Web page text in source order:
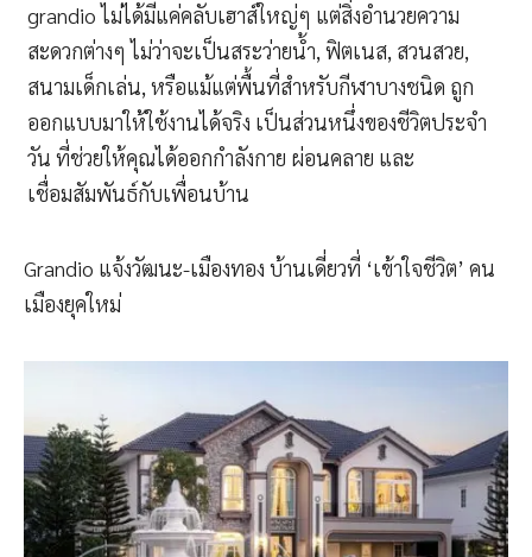
grandio ไม่ได้มีแค่คลับเฮาส์ใหญ่ๆ แต่สิ่งอำนวยความ
สะดวกต่างๆ ไม่ว่าจะเป็นสระว่ายน้ำ, ฟิตเนส, สวนสวย,
สนามเด็กเล่น, หรือแม้แต่พื้นที่สำหรับกีฬาบางชนิด ถูก
ออกแบบมาให้ใช้งานได้จริง เป็นส่วนหนึ่งของชีวิตประจำ
วัน ที่ช่วยให้คุณได้ออกกำลังกาย ผ่อนคลาย และ
เชื่อมสัมพันธ์กับเพื่อนบ้าน
Grandio แจ้งวัฒนะ-เมืองทอง บ้านเดี่ยวที่ ‘เข้าใจชีวิต’ คน
เมืองยุคใหม่